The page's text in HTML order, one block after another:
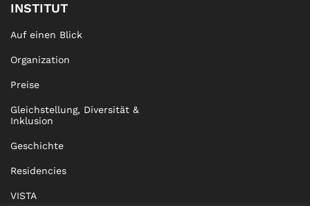
INSTITUT
Auf einen Blick
Organization
Preise
Gleichstellung, Diversität &
Inklusion
Geschichte
Residencies
VISTA